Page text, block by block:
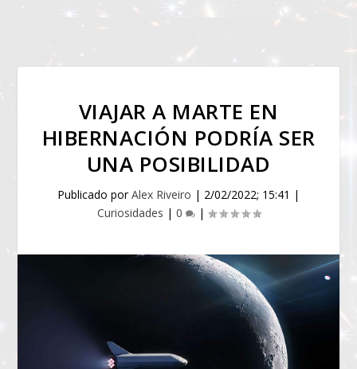
VIAJAR A MARTE EN
HIBERNACIÓN PODRÍA SER
UNA POSIBILIDAD
Publicado porAlex Riveiro | 2/02/2022; 15:41 |
Curiosidades | 0 |